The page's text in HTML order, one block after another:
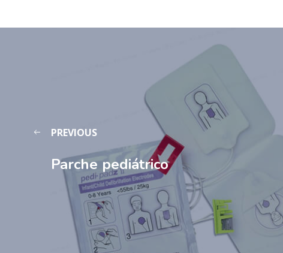
PREVIOUS
Parche pediátrico